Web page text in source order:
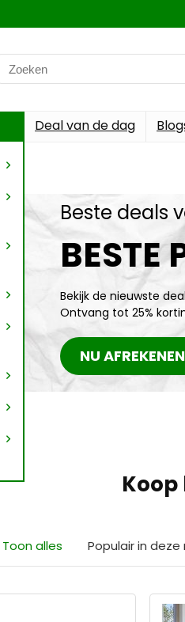
Deal van de dag
Beste deals
BESTE
Bekijk de nieuwste
Ontvang tot 25%
NU AFREKENEN
Toon alles Populair in